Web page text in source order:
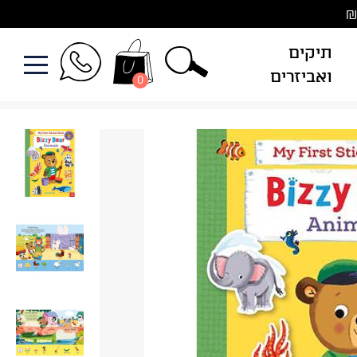
תיקים
ואביזרים
0